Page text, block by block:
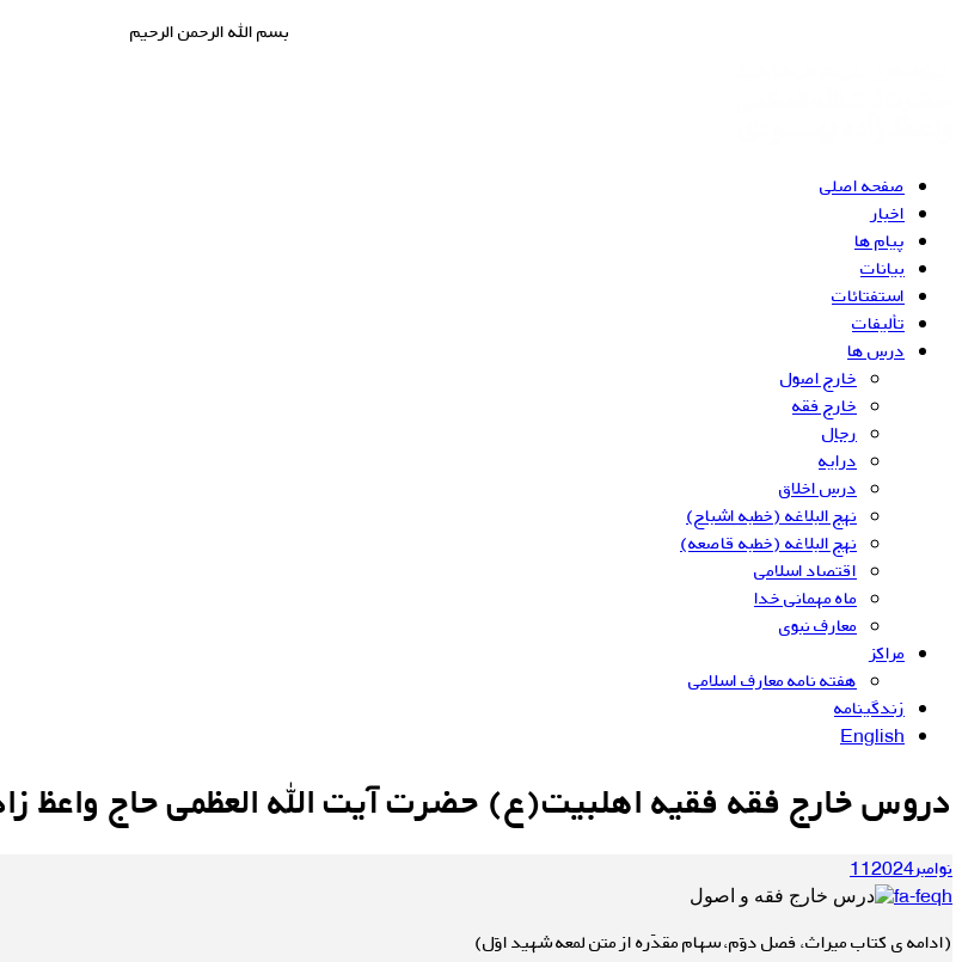
بسم الله الرحمن الرحیم
صفحه اصلی
اخبار
پیام ها
بیانات
استفتائات
تألیفات
درس ها
خارج اصول
خارج فقه
رجال
درایه
درس اخلاق
نهج البلاغه (خطبه اشباح)
نهج البلاغه (خطبه قاصعه)
اقتصاد اسلامی
ماه مهمانی خدا
معارف نبوی
مراکز
هفته نامه معارف اسلامی
زندگینامه
English
دروس خارج فقه فقیه اهلبیت(ع) حضرت آیت الله العظمی حاج واعظ
نوامبر 112024
fa-feqh
(ادامه ی کتاب میراث، فصل دوّم، سهام مقدّره از متن لمعه شهید اوّل)